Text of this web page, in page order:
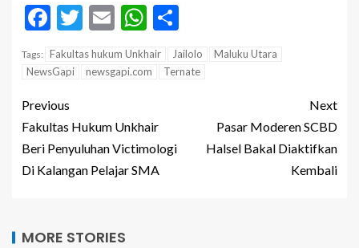
Facebook
Twitter
EmailWhatsApp
Tags: Fakultas hukum Unkhair Jailolo
Maluku Utara
NewsGapi
newsgapi.com Ternate
Previous
Fakultas Hukum Unkhair
Beri Penyuluhan Victimologi
Di Kalangan Pelajar SMA
Next
Pasar Moderen SCBD
Halsel Bakal Diaktifkan
Kembali
MORE STORIES